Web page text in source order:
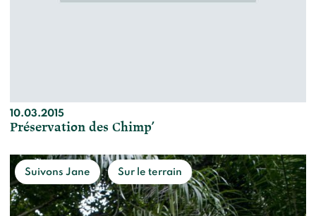
10.03.2015
Préservation des Chimp’
Suivons Jane Sur le terrain